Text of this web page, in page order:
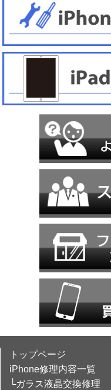
トップページ
iPhone修理内容一覧
└ガラス液晶交換修理